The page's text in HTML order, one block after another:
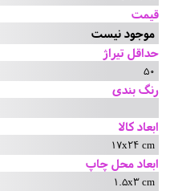
قیمت
موجود نیست
حداقل تیراژ
50
رنگ بندی
ابعاد کالا
17x24 cm
ابعاد محل چاپ
1.5x3 cm